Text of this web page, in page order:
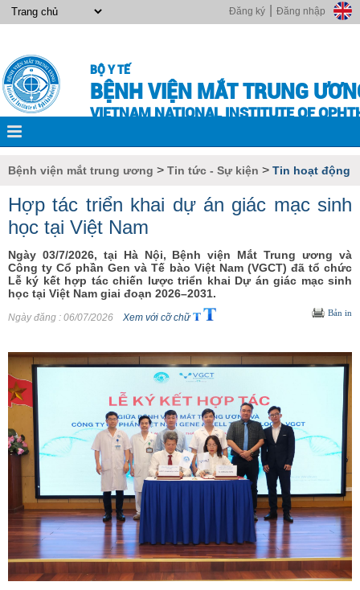
Đăng nhập
Đăng ký
BỘ Y TẾ
BỆNH VIỆN MẮT TRUNG
VIETNAM NATIONAL INSTITUTE OF
Bệnh viện mắt trung ương > Tin tức - Sự kiện > Tin hoạt động
Hợp tác triển khai dự án giác mạc sinh
học tại Việt Nam
Ngày 03/7/2026, tại Hà Nội, Bệnh viện Mắt Trung ương và
Công ty Cổ phần Gen và Tế bào Việt Nam (VGCT) đã tổ chức
Lễ ký kết hợp tác chiến lược triển khai Dự án giác mạc sinh
học tại Việt Nam giai đoạn 2026–2031.
Ngày đăng : 06/07/2026 Xem với cỡ chữ Bản in